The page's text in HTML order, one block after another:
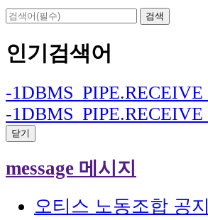
검색
인기검색어
-
-
닫기
message 메시지
오티스 노동조합 공지